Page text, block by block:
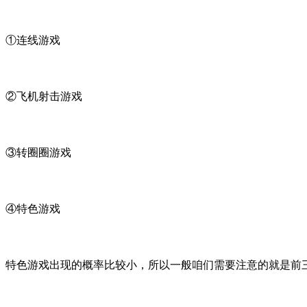
①连线游戏
②飞机射击游戏
③转圈圈游戏
④特色游戏
特色游戏出现的概率比较小，所以一般咱们需要注意的就是前